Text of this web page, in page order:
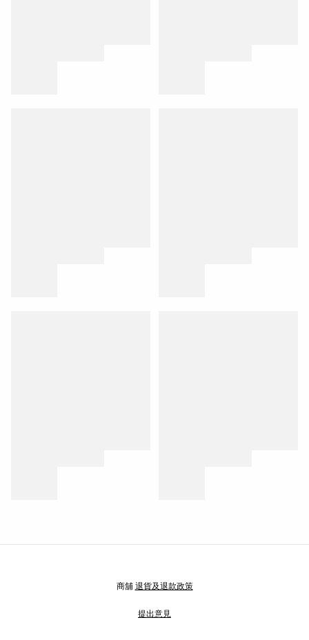
商舖 退貨及退款政策
提出意見